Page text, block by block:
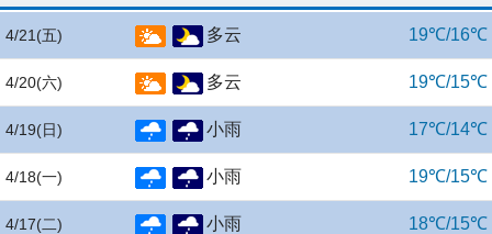
4/21 (五) 多云 19℃/16℃
4/20(六) 多云 19℃/15℃
4/19(日) 小雨 17℃/14℃
4/18(一) 小雨 19℃/15℃
4/17(二) 小雨 18℃/15℃